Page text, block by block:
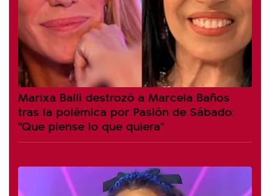
Marixa Balli destrozó a Marcela Baños
tras la polémica por Pasión de Sábado:
"Que piense lo que quiera"